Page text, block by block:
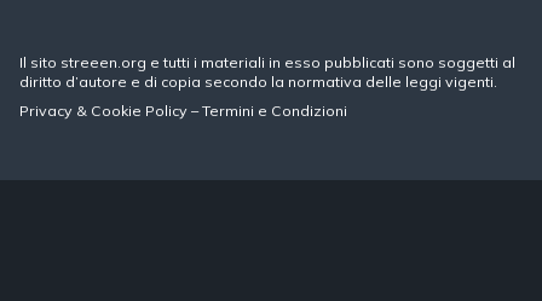
Il sito streeen.org e tutti i materiali in esso pubblicati sono soggetti al
diritto d’autore e di copia secondo la normativa delle leggi vigenti.
Privacy & Cookie Policy –Termini e Condizioni